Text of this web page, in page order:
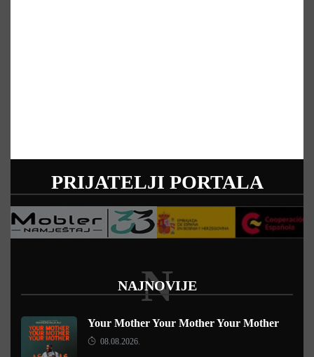
PRIJATELJI PORTALA
NAJNOVIJE
N
Your Mother Your Mother Your Mother
08.08.2026.